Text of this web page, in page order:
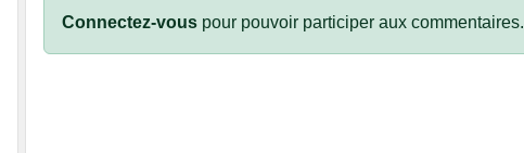
Connectez-vous pour pouvoir participer aux commentaires.